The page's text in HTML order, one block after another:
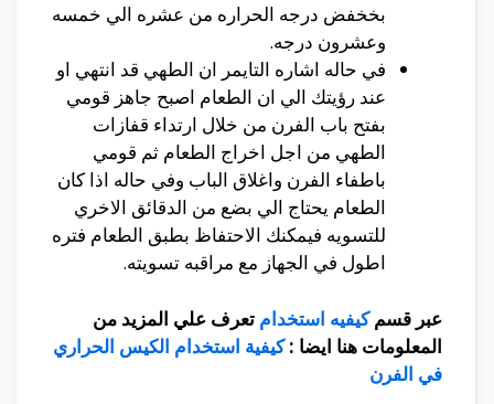
بخخفض درجه الحراره من عشره الي خمسه
وعشرون درجه.
في حاله اشاره التايمر ان الطهي قد انتهي او
عند رؤيتك الي ان الطعام اصبح جاهز قومي
بفتح باب الفرن من خلال ارتداء قفازات
الطهي من اجل اخراج الطعام ثم قومي
باطفاء الفرن واغلاق الباب وفي حاله اذا كان
الطعام يحتاج الي بضع من الدقائق الاخري
للتسويه فيمكنك الاحتفاظ بطبق الطعام فتره
اطول في الجهاز مع مراقبه تسويته.
عبر قسم كيفيه استخدام تعرف علي المزيد من
المعلومات هنا ايضا : كيفية استخدام الكيس الحراري
في الفرن